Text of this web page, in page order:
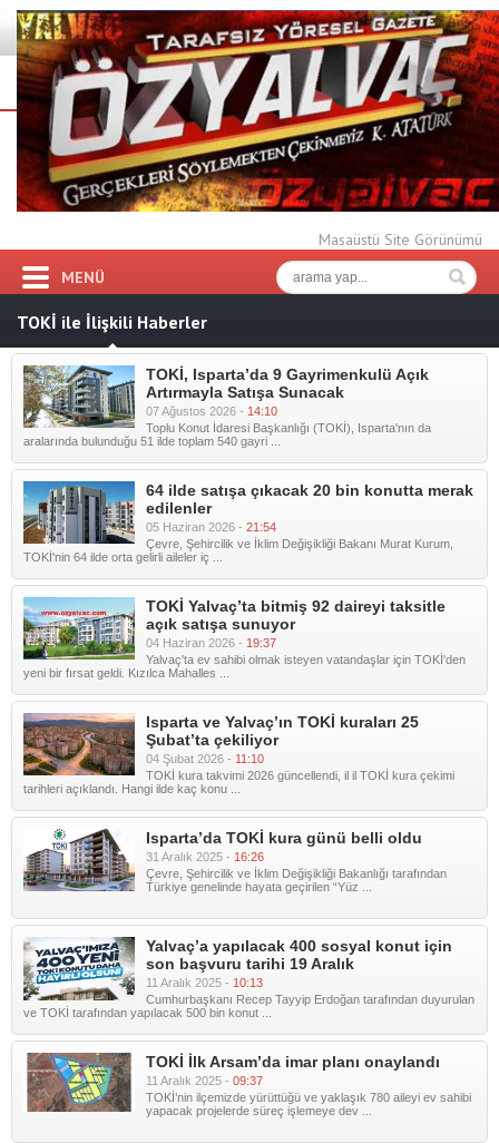
Masaüstü Site Görünümü
MENÜ
TOKİ ile İlişkili Haberler
TOKİ, Isparta’da 9 Gayrimenkulü Açık
Artırmayla Satışa Sunacak
07 Ağustos 2026 - 14:10
Toplu Konut İdaresi Başkanlığı (TOKİ), Isparta'nın da
aralarında bulunduğu 51 ilde toplam 540 gayri ...
64 ilde satışa çıkacak 20 bin konutta merak
edilenler
05 Haziran 2026 - 21:54
Çevre, Şehircilik ve İklim Değişikliği Bakanı Murat Kurum,
TOKİ'nin 64 ilde orta gelirli aileler iç ...
TOKİ Yalvaç’ta bitmiş 92 daireyi taksitle
açık satışa sunuyor
04 Haziran 2026 - 19:37
Yalvaç'ta ev sahibi olmak isteyen vatandaşlar için TOKİ'den
yeni bir fırsat geldi. Kızılca Mahalles ...
Isparta ve Yalvaç’ın TOKİ kuraları 25
Şubat’ta çekiliyor
04 Şubat 2026 - 11:10
TOKİ kura takvimi 2026 güncellendi, il il TOKİ kura çekimi
tarihleri açıklandı. Hangi ilde kaç konu ...
Isparta’da TOKİ kura günü belli oldu
31 Aralık 2025 - 16:26
Çevre, Şehircilik ve İklim Değişikliği Bakanlığı tarafından
Türkiye genelinde hayata geçirilen “Yüz ...
Yalvaç’a yapılacak 400 sosyal konut için
son başvuru tarihi 19 Aralık
11 Aralık 2025 - 10:13
Cumhurbaşkanı Recep Tayyip Erdoğan tarafından duyurulan
ve TOKİ tarafından yapılacak 500 bin konut ...
TOKİ İlk Arsam’da imar planı onaylandı
11 Aralık 2025 - 09:37
TOKİ’nin ilçemizde yürüttüğü ve yaklaşık 780 aileyi ev sahibi
yapacak projelerde süreç işlemeye dev ...